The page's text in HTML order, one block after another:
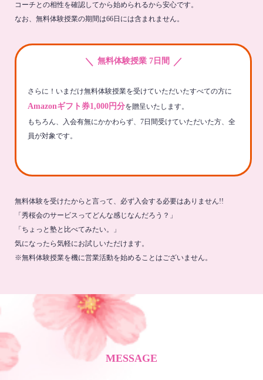
コーチとの相性を確認してから始められるから安心です。
なお、無料体験授業の期間は66日には含まれません。
＼ 無料体験授業 7日間 ／
さらに！いまだけ無料体験授業を受けていただいたすべての方に
Amazonギフト券1,000円分を贈呈いたします。
もちろん、入会有無にかかわらず、7日間受けていただいた方、全
員が対象です。
無料体験を受けたからと言って、必ず入会する必要はありません!!
「秀桜会のサービスってどんな感じなんだろう？」
「ちょっと塾と比べてみたい。」
気になったら気軽にお試しいただけます。
※無料体験授業を機に営業活動を始めることはございません。
MESSAGE